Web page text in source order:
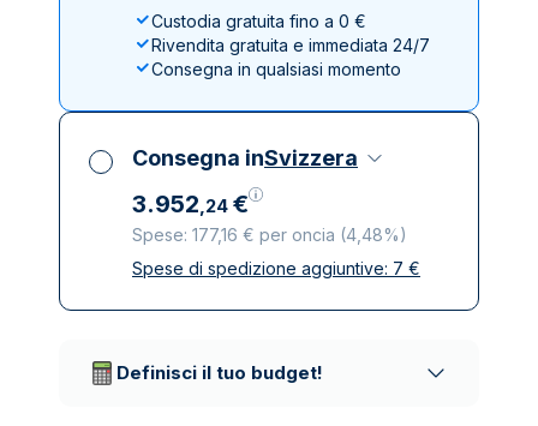
Custodia gratuita fino a 0 €
Rivendita gratuita e immediata 24/7
Consegna in qualsiasi momento
Consegna inSvizzera
3.952,24 €
Spese: 177,16 € per oncia (4,48%)
Tutte le tasse incluse
Spese di spedizione aggiuntive: 7 €
Definisci il tuo budget!